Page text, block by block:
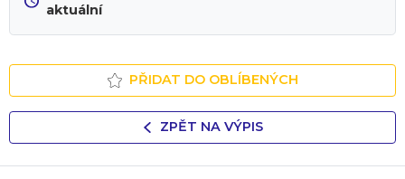
aktuální
PŘIDAT DO OBLÍBENÝCH
ZPĚT NA VÝPIS